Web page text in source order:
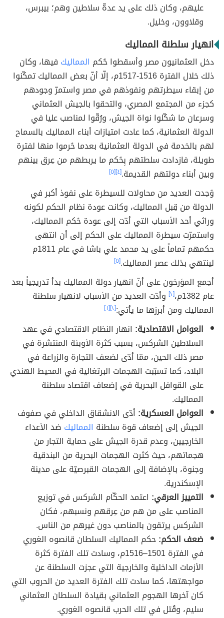
عليهم، وكان ذلك على يد عدةّ سلاطين وهم؛ بيبرس،
وقلاوون، وخليل.
انهيار سلطنة المماليك
دخل العثمانيون مصر وأسقطوا حُكم المماليك فيها، وكان
ذلك خلال الفترة 1516-1517م، إلّا أنّ بعض المماليك تمكّنوا
من إبقاء سيطرتهم ونفوذهم في مصر واستمرّ وجودهم
كجزء من المجتمع المصري، والتحقوا بالجيش العثماني
وسرعان ما شكّلوا نواة الجيش، ورُقّوا لمناصب عليا في
الدولة العثمانية، كما عادت امتيازات أبناء المماليك بالسماح
لهم بالخدمة في الدولة العثمانية بعدما حُرموا منها لفترة
طويلة، فازدادت سلطتهم بِحُكم ما يربطهم من عِرق بينهم
وبين أبناء دولتهم القديمة.[٤] [٥]
وُجدت العديد من محاولات للسيطرة على نفوذ أكبر في
الدولة من قِبل المماليك، وكانت عودة نظام الحكم لكونه
وراثي أحد الأسباب التي أدّت إلى عودة حُكم المماليك،
واستمرّت سيطرة المماليك على الحكم إلى أن انتهى
حكمهم تماماً على يد محمد علي باشا في عام 1811م
لينتهي بذلك عصر المماليك.[٥]
أجمع المؤرخون على أنّ انهيار دولة المماليك بدأ تدريجياً بعد
عام 1382م،
[٢]
وأدّت العديد من الأسباب لانهيار سلطنة
المماليك ومن أبرزها ما يأتي:[٢] [٦]
العوامل الاقتصادية: انهار النظام الاقتصادي في عهد
السلاطين الشركس، بسبب كثرة الأوبئة المنتشرة في
مصر ذلك الحين، ممّا أدّى لضعف التجارة والزراعة في
البلاد، كما تسبّبت الهجمات البرتغالية في المحيط الهندي
على القوافل البحرية في إضعاف اقتصاد سلطنة
المماليك.
العوامل العسكرية: أدّى الانشقاق الداخلي في صفوف
الجيش إلى إضعاف قوة سلطنة المماليك ضد الأعداء
الخارجيين، وعدم قدرة الجيش على حماية التجار من
هجماتهم، حيث كثرت الهجمات البحرية من البندقية
وجنوة، بالإضافة إلى الهجمات القبرصيّة على مدينة
الإسكندرية.
التمييز العرقي: اعتمد الحكّام الشركس في توزيع
المناصب على من هم من عِرقهم ونسبهم، فكان
الشركس يرتقون بالمناصب دون غيرهم من الناس.
ضعف الحكم:حكم المماليك السلطان قانصوه الغوري
في الفترة 1501–1516م، وسادت تلك الفترة كثرة
الأزمات الداخلية والخارجية التي عجزت السلطنة عن
مواجهتها، كما سادت تلك الفترة العديد من الحروب التي
كان آخرها الهجوم العثماني بقيادة السلطان العثماني
سليم، وقُتل في تلك الحرب قانصوه الغوري.